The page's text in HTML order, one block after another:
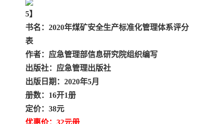
5】
书名：2020年煤矿安全生产标准化管理体系评分
表
作者：应急管理部信息研究院组织编写
出版社：应急管理出版社
出版日期：2020年5月
册数：16开1册
定价：38元